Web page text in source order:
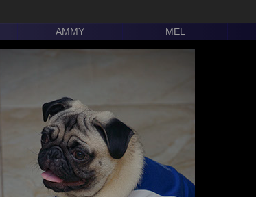
AMMY MEL